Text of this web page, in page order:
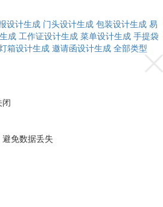
设计生成 门头设计生成 包装设计生成 易
成 工作证设计生成 菜单设计生成 手提袋
箱设计生成 邀请函设计生成 全部类型
闭
免数据丢失